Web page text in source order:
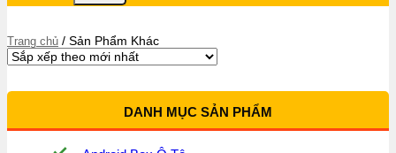
Trang chủ / Sản Phẩm Khác
DANH MỤC SẢN PHẨM